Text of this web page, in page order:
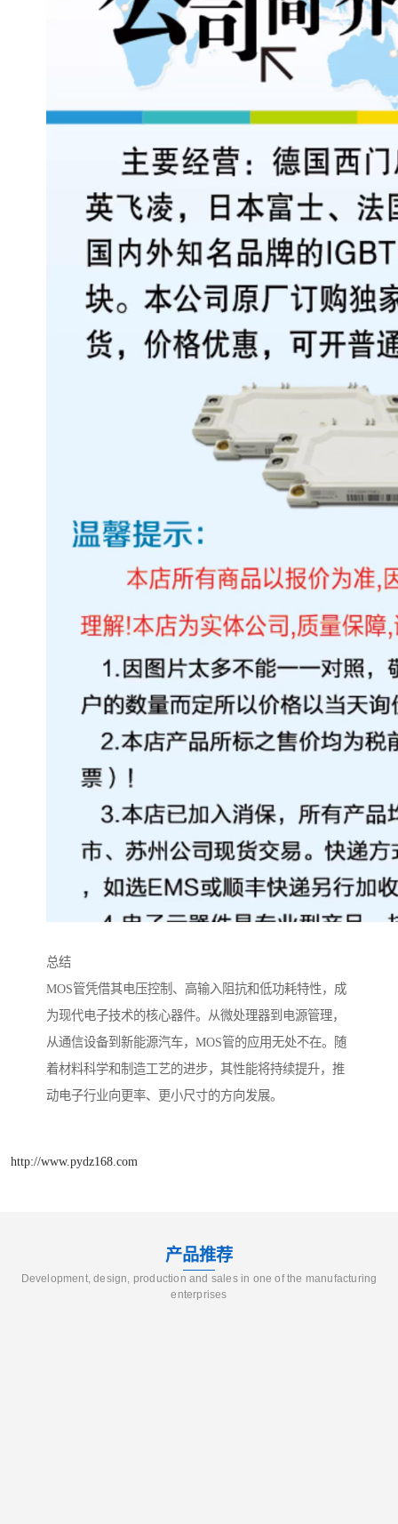
总结
MOS管凭借其电压控制、高输入阻抗和低功耗特性，成
为现代电子技术的核心器件。从微处理器到电源管理，
从通信设备到新能源汽车，MOS管的应用无处不在。随
着材料科学和制造工艺的进步，其性能将持续提升，推
动电子行业向更率、更小尺寸的方向发展。
http://www.pydz168.com
产品推荐
Development, design, production and sales in one of the manufacturing
enterprises